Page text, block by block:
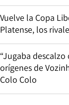
Vuelve la Copa
Platense, los
“Jugaba
orígenes de
Colo Colo